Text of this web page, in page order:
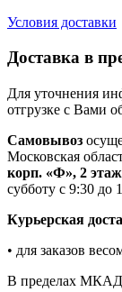
Условия доставки
Доставка в
Для уточнения
отгрузке с Вами
Самовывоз
Московская
корп. «Ф», 2
субботу с 9:30 до
Курьерская
• для заказов
В пределах МКАД